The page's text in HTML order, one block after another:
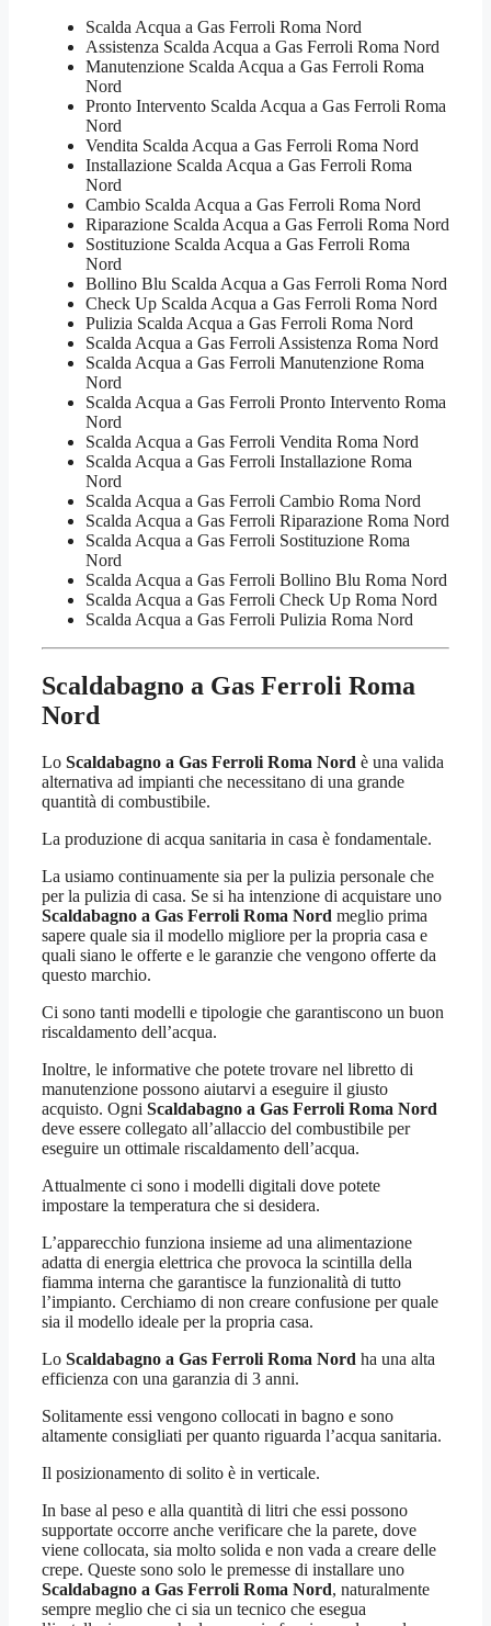
Scalda Acqua a Gas Ferroli Roma Nord
Assistenza Scalda Acqua a Gas Ferroli Roma Nord
Manutenzione Scalda Acqua a Gas Ferroli Roma
Nord
Pronto Intervento Scalda Acqua a Gas Ferroli Roma
Nord
Vendita Scalda Acqua a Gas Ferroli Roma Nord
Installazione Scalda Acqua a Gas Ferroli Roma
Nord
Cambio Scalda Acqua a Gas Ferroli Roma Nord
Riparazione Scalda Acqua a Gas Ferroli Roma Nord
Sostituzione Scalda Acqua a Gas Ferroli Roma
Nord
Bollino Blu Scalda Acqua a Gas Ferroli Roma Nord
Check Up Scalda Acqua a Gas Ferroli Roma Nord
Pulizia Scalda Acqua a Gas Ferroli Roma Nord
Scalda Acqua a Gas Ferroli Assistenza Roma Nord
Scalda Acqua a Gas Ferroli Manutenzione Roma
Nord
Scalda Acqua a Gas Ferroli Pronto Intervento Roma
Nord
Scalda Acqua a Gas Ferroli Vendita Roma Nord
Scalda Acqua a Gas Ferroli Installazione Roma
Nord
Scalda Acqua a Gas Ferroli Cambio Roma Nord
Scalda Acqua a Gas Ferroli Riparazione Roma Nord
Scalda Acqua a Gas Ferroli Sostituzione Roma
Nord
Scalda Acqua a Gas Ferroli Bollino Blu Roma Nord
Scalda Acqua a Gas Ferroli Check Up Roma Nord
Scalda Acqua a Gas Ferroli Pulizia Roma Nord
Scaldabagno a Gas Ferroli Roma
Nord
Lo Scaldabagno a Gas Ferroli Roma Nord è una valida
alternativa ad impianti che necessitano di una grande
quantità di combustibile.
La produzione di acqua sanitaria in casa è fondamentale.
La usiamo continuamente sia per la pulizia personale che
per la pulizia di casa. Se si ha intenzione di acquistare uno
Scaldabagno a Gas Ferroli Roma Nord meglio prima
sapere quale sia il modello migliore per la propria casa e
quali siano le offerte e le garanzie che vengono offerte da
questo marchio.
Ci sono tanti modelli e tipologie che garantiscono un buon
riscaldamento dell’acqua.
Inoltre, le informative che potete trovare nel libretto di
manutenzione possono aiutarvi a eseguire il giusto
acquisto. Ogni Scaldabagno a Gas Ferroli Roma Nord
deve essere collegato all’allaccio del combustibile per
eseguire un ottimale riscaldamento dell’acqua.
Attualmente ci sono i modelli digitali dove potete
impostare la temperatura che si desidera.
L’apparecchio funziona insieme ad una alimentazione
adatta di energia elettrica che provoca la scintilla della
fiamma interna che garantisce la funzionalità di tutto
l’impianto. Cerchiamo di non creare confusione per quale
sia il modello ideale per la propria casa.
Lo Scaldabagno a Gas Ferroli Roma Nord ha una alta
efficienza con una garanzia di 3 anni.
Solitamente essi vengono collocati in bagno e sono
altamente consigliati per quanto riguarda l’acqua sanitaria.
Il posizionamento di solito è in verticale.
In base al peso e alla quantità di litri che essi possono
supportate occorre anche verificare che la parete, dove
viene collocata, sia molto solida e non vada a creare delle
crepe. Queste sono solo le premesse di installare uno
Scaldabagno a Gas Ferroli Roma Nord, naturalmente
sempre meglio che ci sia un tecnico che esegua